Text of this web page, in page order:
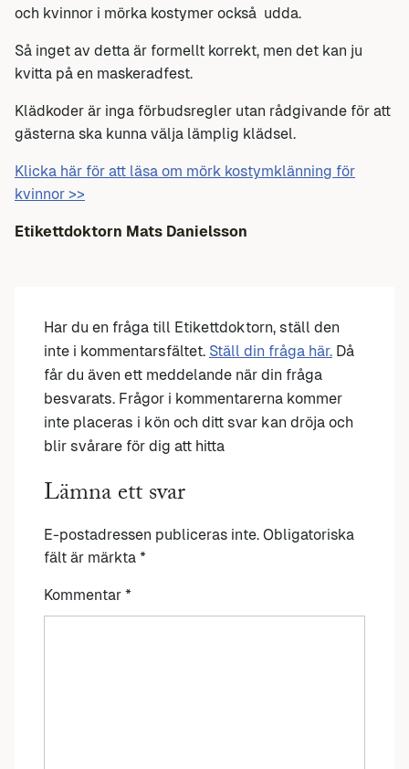
och kvinnor i mörka kostymer också udda.
Så inget av detta är formellt korrekt, men det kan ju
kvitta på en maskeradfest.
Klädkoder är inga förbudsregler utan rådgivande för att
gästerna ska kunna välja lämplig klädsel.
Klicka här för att läsa om mörk kostymklänning för
kvinnor >>
Etikettdoktorn Mats Danielsson
Har du en fråga till Etikettdoktorn, ställ den
inte i kommentarsfältet. Ställ din fråga här. Då
får du även ett meddelande när din fråga
besvarats. Frågor i kommentarerna kommer
inte placeras i kön och ditt svar kan dröja och
blir svårare för dig att hitta
Lämna ett svar
E-postadressen publiceras inte. Obligatoriska
fält är märkta *
Kommentar *